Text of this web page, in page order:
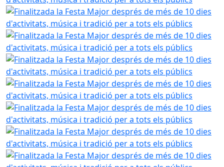
Finalitzada la Festa Major després de més de 10 dies
Finalitzada la Festa Major després de més de 10 dies
Finalitzada la Festa Major després de més de 10 dies
Finalitzada la Festa Major després de més de 10 dies
Finalitzada la Festa Major després de més de 10 dies
Finalitzada la Festa Major després de més de 10 dies
Finalitzada la Festa Major després de més de 10 dies